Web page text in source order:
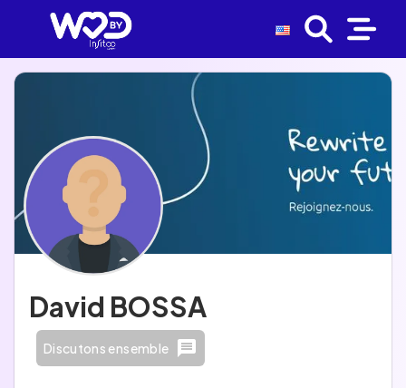
David BOSSA
Discutons ensemble